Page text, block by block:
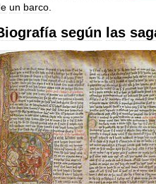
un barco.
según las